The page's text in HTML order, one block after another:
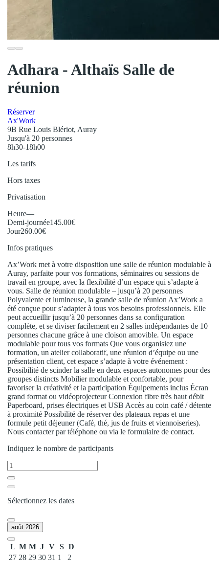
Adhara - Althaïs Salle de
réunion
Réserver
Ax'Work
9B Rue Louis Blériot, Auray
Jusqu'à 20 personnes
8h30-18h00
Les tarifs
Hors taxes
Privatisation
Heure—
Demi-journée145.00€
Jour260.00€
Infos pratiques
Ax’Work met à votre disposition une salle de réunion modulable à
Auray, parfaite pour vos formations, séminaires ou sessions de
travail en groupe, avec la flexibilité d’un espace qui s’adapte à
vous. Salle de réunion modulable – jusqu’à 20 personnes
Polyvalente et lumineuse, la grande salle de réunion Ax’Work a
été conçue pour s’adapter à tous vos besoins professionnels. Elle
peut accueillir jusqu’à 20 personnes dans sa configuration
complète, et se diviser facilement en 2 salles indépendantes de 10
personnes chacune grâce à une cloison amovible. Un espace
modulable pour tous vos formats Que vous organisiez une
formation, un atelier collaboratif, une réunion d’équipe ou une
présentation client, cet espace s’adapte à votre événement :
Possibilité de scinder la salle en deux espaces autonomes pour des
groupes distincts Mobilier modulable et confortable, pour
favoriser la créativité et la participation Équipements inclus Écran
grand format ou vidéoprojecteur Connexion fibre très haut débit
Paperboard, prises électriques et USB Accès au coin café / détente
à proximité Possibilité de réserver des plateaux repas et une
formule petit déjeuner (Café, thé, jus de fruits et viennoiseries).
Nous contacter par téléphone ou via le formulaire de contact.
Indiquez le nombre de participants
Sélectionnez les dates
août 2026
L M M J V S D
27 28 29 30 31 1
2